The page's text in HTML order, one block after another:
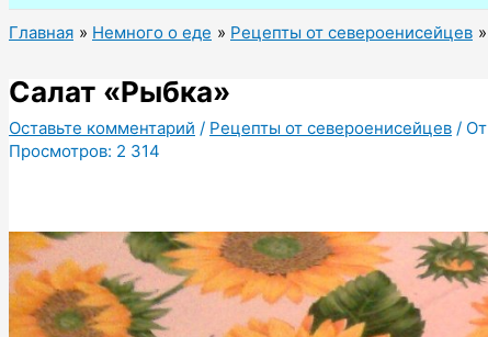
Главная Немного о еде Рецепты от североенисейцев
Салат «Рыбка»
Оставьте комментарий / Рецепты от североенисейцев / От
Просмотров: 2 314